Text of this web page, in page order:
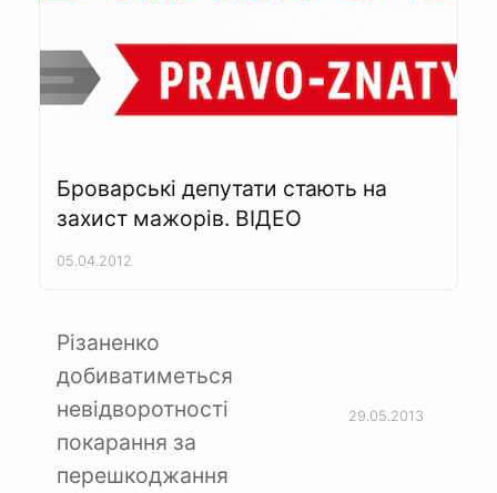
Броварські депутати стають на
захист мажорів. ВІДЕО
05.04.2012
Різаненко
добиватиметься
невідворотності
покарання за
перешкоджання
29.05.2013